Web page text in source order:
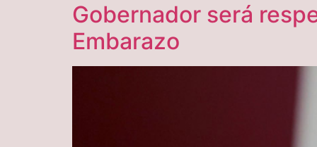
Gobernador será
Embarazo